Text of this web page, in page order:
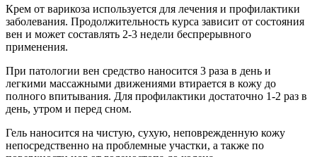
Крем от варикоза используется для лечения и профилактики
заболевания. Продолжительность курса зависит от состояния
вен и может составлять 2-3 недели беспрерывного
применения.
При патологии вен средство наносится 3 раза в день и
легкими массажными движениями втирается в кожу до
полного впитывания. Для профилактики достаточно 1-2 раз в
день, утром и перед сном.
Гель наносится на чистую, сухую, неповрежденную кожу
непосредственно на проблемные участки, а также по